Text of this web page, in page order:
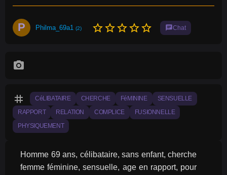
P Philma_69a1 (2) star_borderstar_borderstar_borderstar_borderstar_border chatChat
photo_camera
tag CéLIBATAIRE CHERCHE FéMININE SENSUELLE
RAPPORT RELATION COMPLICE FUSIONNELLE
PHYSIQUEMENT
Homme 69 ans, célibataire, sans enfant, cherche
femme féminine, sensuelle, age en rapport, pour